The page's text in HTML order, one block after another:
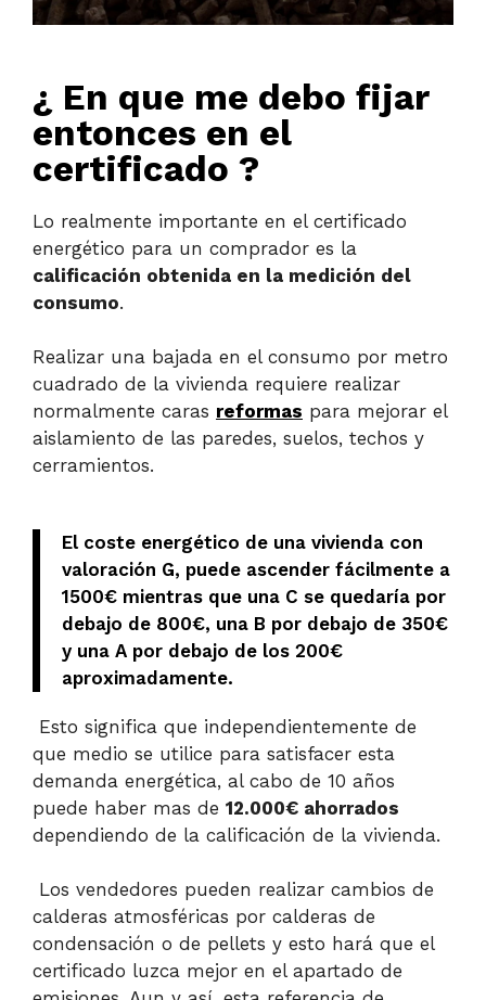
¿ En que me debo fijar
entonces en el
certificado ?
Lo realmente importante en el certificado
energético para un comprador es la
calificación obtenida en la medición del
consumo.
Realizar una bajada en el consumo por metro
cuadrado de la vivienda requiere realizar
normalmente caras reformas para mejorar el
aislamiento de las paredes, suelos, techos y
cerramientos.
El coste energético de una vivienda con
valoración G, puede ascender fácilmente a
1500€ mientras que una C se quedaría por
debajo de 800€, una B por debajo de 350€
y una A por debajo de los 200€
aproximadamente.
Esto significa que independientemente de
que medio se utilice para satisfacer esta
demanda energética, al cabo de 10 años
puede haber mas de 12.000€ ahorrados
dependiendo de la calificación de la vivienda.
Los vendedores pueden realizar cambios de
calderas atmosféricas por calderas de
condensación o de pellets y esto hará que el
certificado luzca mejor en el apartado de